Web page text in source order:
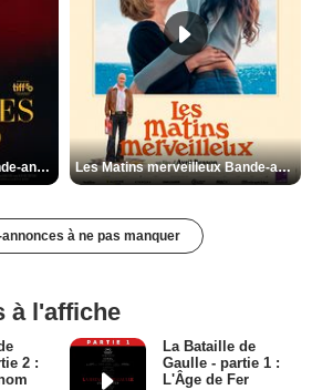
Les Silences de Riyad Bande-annonce VO STFR Les Matins merveilleux Bande-annonce VF
à ne pas manquer
à l'affiche
2 :
La Bataille de
Gaulle - partie 1 :
L'Âge de Fer